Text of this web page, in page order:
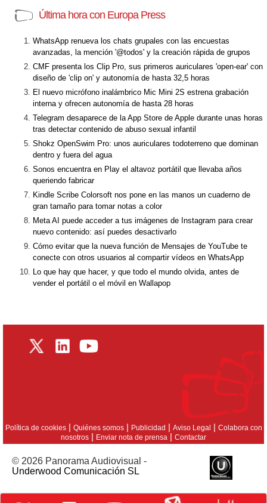
Última hora con Europa Press
WhatsApp renueva los chats grupales con las encuestas
avanzadas, la mención '@todos' y la creación rápida de grupos
CMF presenta los Clip Pro, sus primeros auriculares 'open-ear' con
diseño de 'clip on' y autonomía de hasta 32,5 horas
El nuevo micrófono inalámbrico Mic Mini 2S estrena grabación
interna y ofrecen autonomía de hasta 28 horas
Telegram desaparece de la App Store de Apple durante unas horas
tras detectar contenido de abuso sexual infantil
Shokz OpenSwim Pro: unos auriculares todoterreno que dominan
dentro y fuera del agua
Sonos encuentra en Play el altavoz portátil que llevaba años
queriendo fabricar
Kindle Scribe Colorsoft nos pone en las manos un cuaderno de
gran tamaño para tomar notas a color
Meta AI puede acceder a tus imágenes de Instagram para crear
nuevo contenido: así puedes desactivarlo
Cómo evitar que la nueva función de Mensajes de YouTube te
conecte con otros usuarios al compartir vídeos en WhatsApp
Lo que hay que hacer, y que todo el mundo olvida, antes de
vender el portátil o el móvil en Wallapop
Política de cookies| Quiénes somos| Publicidad | Aviso Legal | Colabora con
nosotros | Enviar nota de prensa | Contactar
© 2026 Panorama Audiovisual -
Underwood Comunicación SL